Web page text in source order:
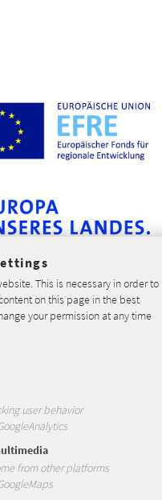
This is necessary in order to
on this page in the best
your permission at any time
user behavior
from other platforms